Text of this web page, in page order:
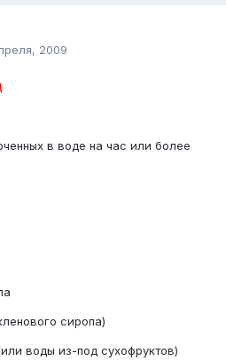
2009
в воде на час или более
сиропа)
воды из-под сухофруктов)